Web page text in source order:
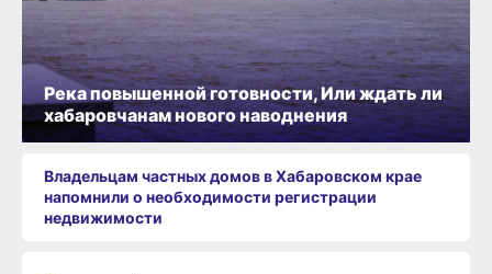
Река повышенной готовности, Или ждать ли
хабаровчанам нового наводнения
Владельцам частных домов в Хабаровском крае
напомнили о необходимости регистрации
недвижимости